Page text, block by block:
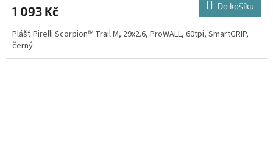
1 093 Kč Do košíku
Plášť Pirelli Scorpion™ Trail M, 29x2.6, ProWALL, 60tpi, SmartGRIP,
černý